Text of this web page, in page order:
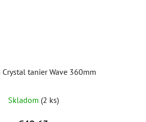
Crystal tanier Wave 360mm
Skladom (2 ks)